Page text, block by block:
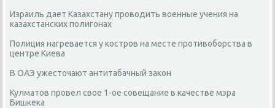
Израиль дает Казахстану проводить военные учения на
казахстанских полигонах
Полиция нагревается у костров на месте противоборства в
центре Киева
В ОАЭ ужесточают антитабачный закон
Кулматов провел свое 1-ое совещание в качестве мэра
Бишкека